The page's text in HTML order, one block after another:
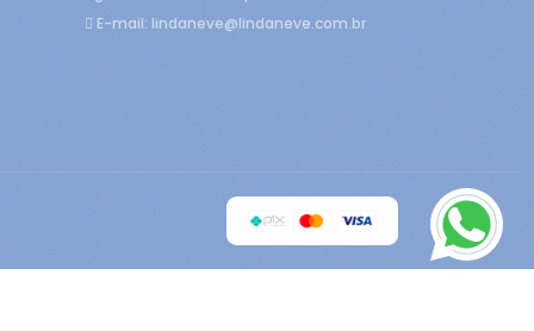
E-mail: lindaneve@lindaneve.com.br